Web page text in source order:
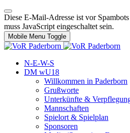
Diese E-Mail-Adresse ist vor
muss JavaScript eingeschaltet sein.
Mobile Menu Toggle
N-E-W-S
DM wU18
Willkommen in Paderborn
Grußworte
Unterkünfte &
Mannschaften
Spielort & Spielplan
Sponsoren